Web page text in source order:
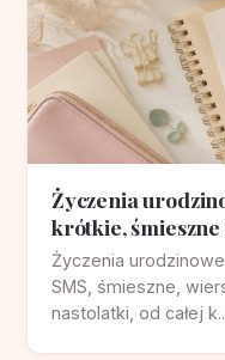
Życzenia
krótkie,
Życzenia
SMS, śmieszne,
nastolatki, od całej